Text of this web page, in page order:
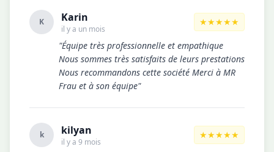
K Karin
il y a un mois
★★★★★
"Équipe très professionnelle et empathique
Nous sommes très satisfaits de leurs prestations
Nous recommandons cette société Merci à MR
Frau et à son équipe"
k kilyan
il y a 9 mois
★★★★★